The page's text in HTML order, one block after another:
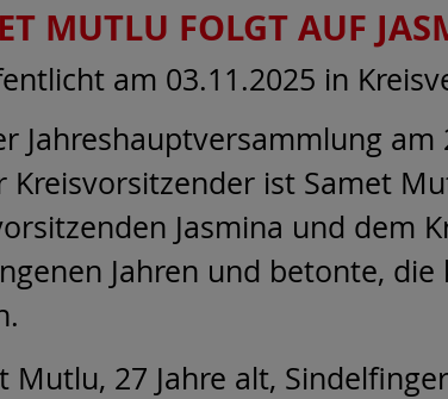
MUTLU FOLGT AUF
am 03.11.2025 in
Jahreshauptversammlung
Kreisvorsitzender ist Samet
Jasmina und dem
Jahren und betonte,
Mutlu, 27 Jahre alt,